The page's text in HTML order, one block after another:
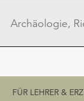
FÜR LEHRER &